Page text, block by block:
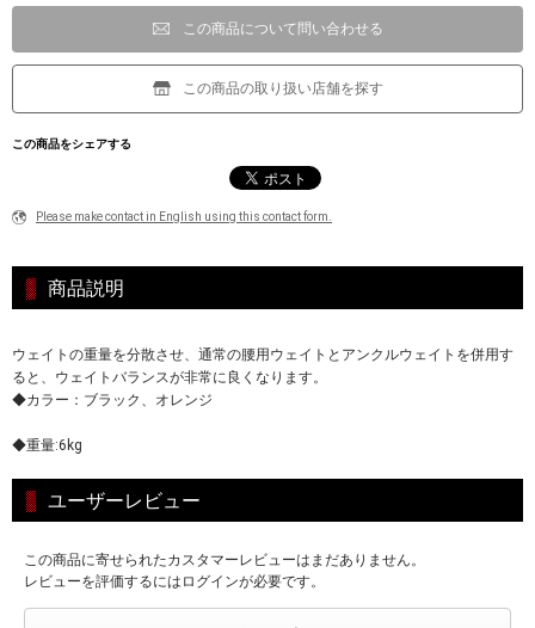
この商品について問い合わせる
この商品の取り扱い店舗を探す
この商品をシェアする
Please make contact in English using this contact form.
商品説明
ウェイトの重量を分散させ、通常の腰用ウェイトとアンクルウェイトを併用す
ると、ウェイトバランスが非常に良くなります。
◆カラー：ブラック、オレンジ
◆重量:6kg
ユーザーレビュー
この商品に寄せられたカスタマーレビューはまだありません。
レビューを評価するにはログインが必要です。